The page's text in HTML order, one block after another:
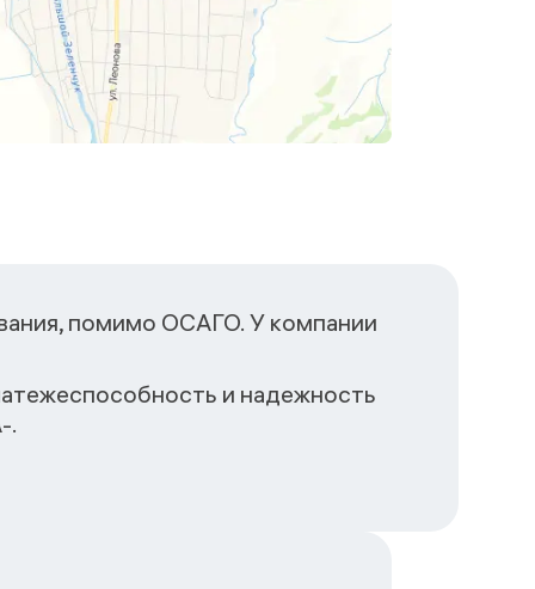
помимо ОСАГО. У компании
и надежность
.